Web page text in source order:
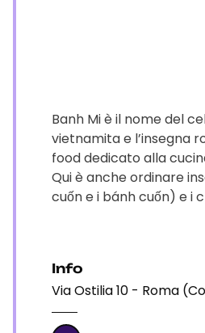
Banh Mi è il nome del
vietnamita e l’insegna
food dedicato alla
Qui è anche ordinare
cuốn e i bánh cuốn) e i
Info
Via Ostilia 10 - Roma